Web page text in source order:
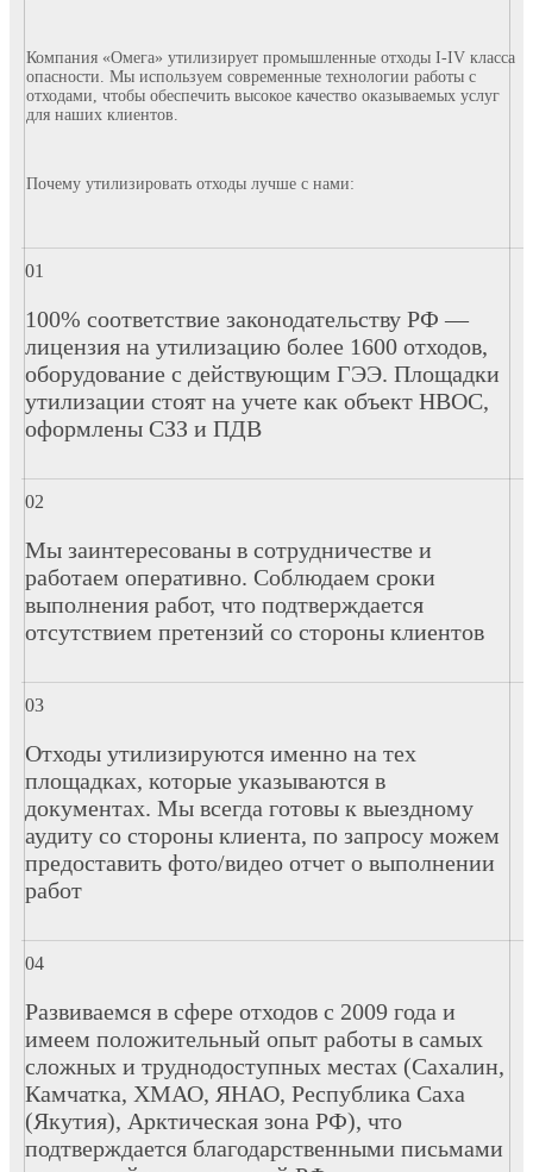
Компания «Омега» утилизирует промышленные отходы I-IV класса
опасности. Мы используем современные технологии работы с
отходами, чтобы обеспечить высокое качество оказываемых услуг
для наших клиентов.
Почему утилизировать отходы лучше с нами:
100% соответствие законодательству РФ —
лицензия на утилизацию более 1600 отходов,
оборудование с действующим ГЭЭ. Площадки
утилизации стоят на учете как объект НВОС,
оформлены СЗЗ и ПДВ
Мы заинтересованы в сотрудничестве и
работаем оперативно. Соблюдаем сроки
выполнения работ, что подтверждается
отсутствием претензий со стороны клиентов
Отходы утилизируются именно на тех
площадках, которые указываются в
документах. Мы всегда готовы к выездному
аудиту со стороны клиента, по запросу можем
предоставить фото/видео отчет о выполнении
работ
Развиваемся в сфере отходов с 2009 года и
имеем положительный опыт работы в самых
сложных и труднодоступных местах (Сахалин,
Камчатка, ХМАО, ЯНАО, Республика Саха
(Якутия), Арктическая зона РФ), что
подтверждается благодарственными письмами